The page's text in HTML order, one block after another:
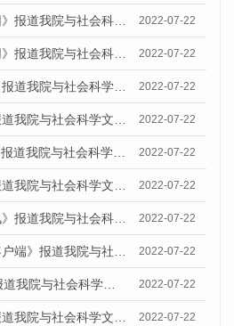
7月19日《中国发展网》报道我院与社会科学文献出版社联合发布《广州蓝皮书：广州城乡融合发展报告(2022)》的媒体文章 2022-07-22
7月19日《中国发展网》报道我院与社会科学文献出版社联合发布《广州蓝皮书：广州城乡融合发展报告(2022)》的媒体文章 2022-07-22
7月19日《时代在线》报道我院与社会科学文献出版社联合发布《广州蓝皮书：广州城乡融合发展报告(2022)》的媒体文章 2022-07-22
7月19日《南方网》报道我院与社会科学文献出版社联合发布《广州蓝皮书：广州城乡融合发展报告(2022)》的媒体文章 2022-07-22
7月19日《南方Plus》报道我院与社会科学文献出版社联合发布《广州蓝皮书：广州城乡融合发展报告(2022)》的媒体文章 2022-07-22
7月19日《南方网》报道我院与社会科学文献出版社联合发布《广州蓝皮书：广州城乡融合发展报告(2022)》的媒体文章 2022-07-22
7月19日《信息时报讯》报道我院与社会科学文献出版社联合发布《广州蓝皮书：广州城乡融合发展报告(2022)》的媒体文章 2022-07-22
7月19日《广州日报客户端》报道我院与社会科学文献出版社联合发布《广州蓝皮书：广州城乡融合发展报告(2022)》的媒体文章 2022-07-22
7月19日《21财经》报道我院与社会科学文献出版社联合发布《广州蓝皮书：广州城乡融合发展报告(2022)》的媒体文章 2022-07-22
7月19日《大洋网》报道我院与社会科学文献出版社联合发布《广州蓝皮书：广州城乡融合发展报告(2022)》的媒体文章 2022-07-22